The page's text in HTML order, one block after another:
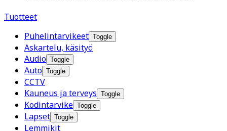
Tuotteet
Puhelintarvikeet Toggle
Askartelu, käsityö
Audio Toggle
Auto Toggle
CCTV
Kauneus ja terveys Toggle
Kodintarvike Toggle
Lapset Toggle
Lemmikit